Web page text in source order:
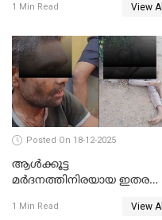
1 Min Read View All
Posted On 18-12-2025
ആൾക്കൂട്ട
മർദനത്തിനിരയായ ഇതര
നടുക്കുന്ന സംഭവം
1 Min Read View All